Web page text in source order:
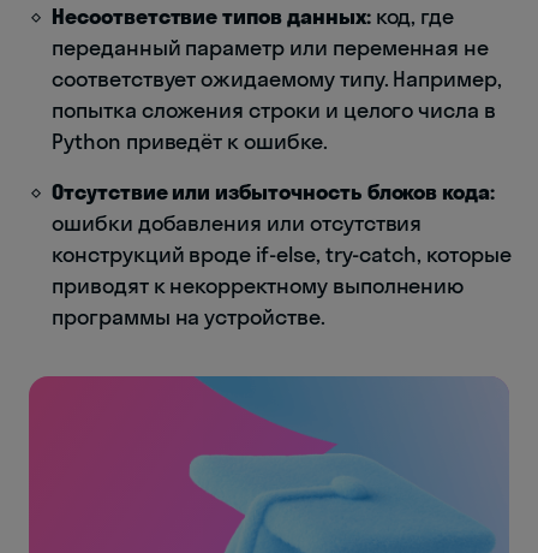
Несоответствие типов данных:код, где
переданный параметр или переменная не
соответствует ожидаемому типу. Например,
попытка сложения строки и целого числа в
Python приведёт к ошибке.
Отсутствие или избыточность блоков кода:
ошибки добавления или отсутствия
конструкций вроде if-else, try-catch, которые
приводят к некорректному выполнению
программы на устройстве.